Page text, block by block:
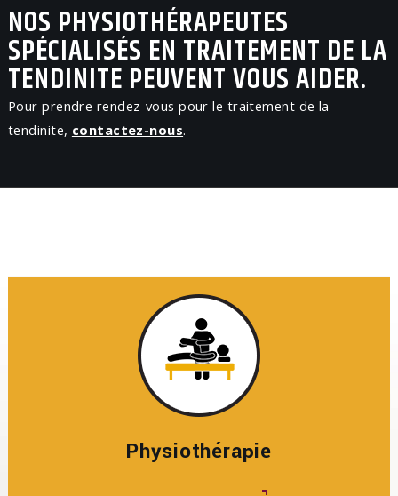
NOS PHYSIOTHÉRAPEUTES
SPÉCIALISÉS EN TRAITEMENT DE LA
TENDINITE PEUVENT VOUS AIDER.
Pour prendre rendez-vous pour le traitement de la
tendinite, contactez-nous.
Physiothérapie